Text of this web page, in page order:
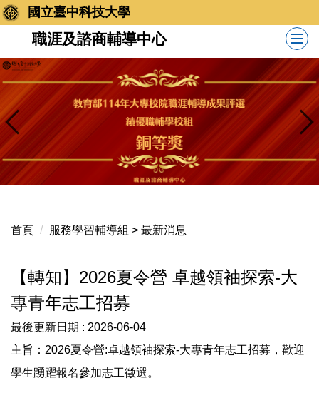
跳
到
要
內
區
國立臺中科技大學
職涯及諮商輔導中心
首頁 服務學習輔導組 > 最新消息
【轉知】2026夏令營 卓越領袖探索-大
專青年志工招募
最後更新日期 : 2026-06-04
主旨：2026夏令營:卓越領袖探索-大專青年志工招募，歡迎
學生踴躍報名參加志工徵選。